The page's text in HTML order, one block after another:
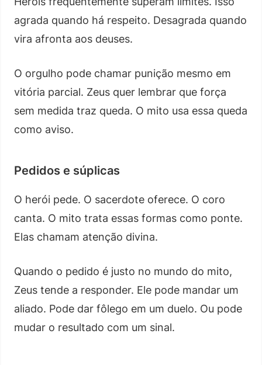
agrada quando há respeito. Desagrada quando
vira afronta aos deuses.
O orgulho pode chamar punição mesmo em
vitória parcial. Zeus quer lembrar que força
sem medida traz queda. O mito usa essa queda
como aviso.
Pedidos e súplicas
O herói pede. O sacerdote oferece. O coro
canta. O mito trata essas formas como ponte.
Elas chamam atenção divina.
Quando o pedido é justo no mundo do mito,
Zeus tende a responder. Ele pode mandar um
aliado. Pode dar fôlego em um duelo. Ou pode
mudar o resultado com um sinal.